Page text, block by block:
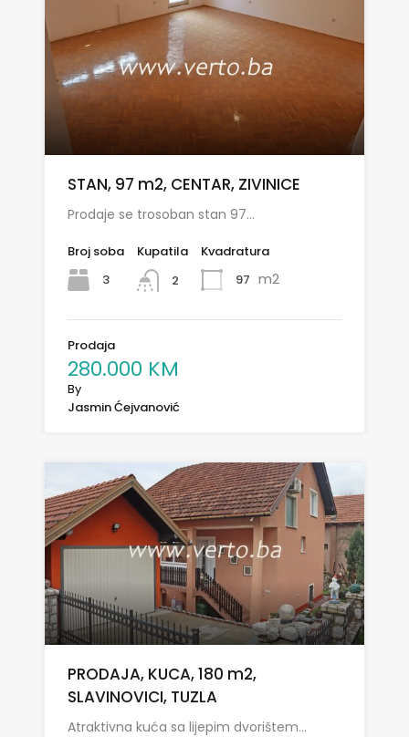
STAN, 97 m2, CENTAR, ZIVINICE
Prodaje se trosoban stan 97…
Broj soba
3
Kupatila
2
Kvadratura
97 m2
Prodaja
280.000 KM
By
Jasmin Ćejvanović
PRODAJA, KUCA, 180 m2,
SLAVINOVICI, TUZLA
Atraktivna kuća sa lijepim dvorištem…